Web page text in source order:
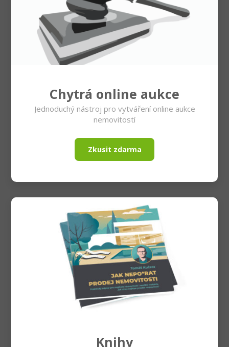
Chytrá online aukce
Jednoduchý nástroj pro vytváření online aukce
nemovitostí
Zkusit zdarma
Knihy